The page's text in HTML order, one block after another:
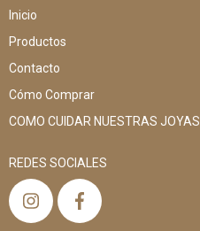
Inicio
Productos
Contacto
Cómo Comprar
COMO CUIDAR NUESTRAS JOYAS
REDES SOCIALES